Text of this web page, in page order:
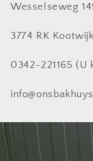
Wesselseweg
3774 RK
0342-221165